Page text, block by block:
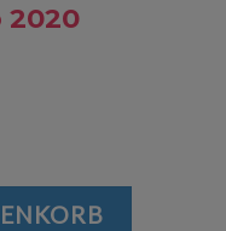
2020